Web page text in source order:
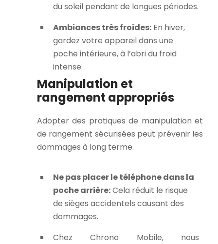
du soleil pendant de longues périodes.
Ambiances très froides: En hiver,
gardez votre appareil dans une
poche intérieure, à l’abri du froid
intense.
Manipulation et
rangement appropriés
Adopter des pratiques de manipulation et
de rangement sécurisées peut prévenir les
dommages à long terme.
Ne pas placer le téléphone dans la
poche arrière:Cela réduit le risque
de sièges accidentels causant des
dommages.
Chez Chrono Mobile, nous